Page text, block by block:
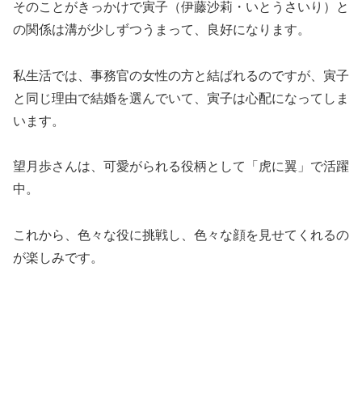
そのことがきっかけで寅子（伊藤沙莉・いとうさいり）と
の関係は溝が少しずつうまって、良好になります。
私生活では、事務官の女性の方と結ばれるのですが、寅子
と同じ理由で結婚を選んでいて、寅子は心配になってしま
います。
望月歩さんは、可愛がられる役柄として「虎に翼」で活躍
中。
これから、色々な役に挑戦し、色々な顔を見せてくれるの
が楽しみです。